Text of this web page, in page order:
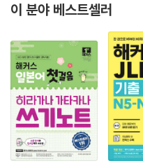
딸은 지친 채로 가끔은 달빛이
나먼 북쪽의 푸르디푸른 바다를
다.
--- p.83
‘예로부터 인어는 불길한 존재
필시 나쁜 일이 생길 거요’라며
--- p.85
이 분야 베스트셀러